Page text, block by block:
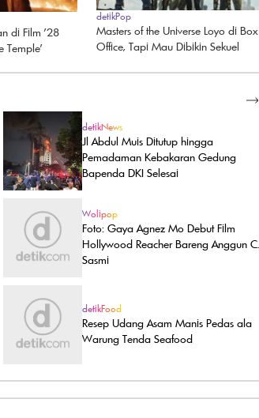
di Film '28
Temple'
detikPop
Masters of the Universe Loyo di Box
Office, Tapi Mau Dibikin Sekuel
detikNews
Jl Abdul Muis Ditutup hingga
Pemadaman Kebakaran Gedung
Bapenda DKI Selesai
Wolipop
Foto: Gaya Agnez Mo Debut Film
Hollywood Reacher Bareng Anggun C.
Sasmi
detikFood
Resep Udang Asam Manis Pedas ala
Warung Tenda Seafood